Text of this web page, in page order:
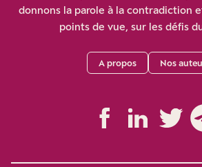
donnons la parole à la contradiction
points de vue, sur les défis
A propos Nos